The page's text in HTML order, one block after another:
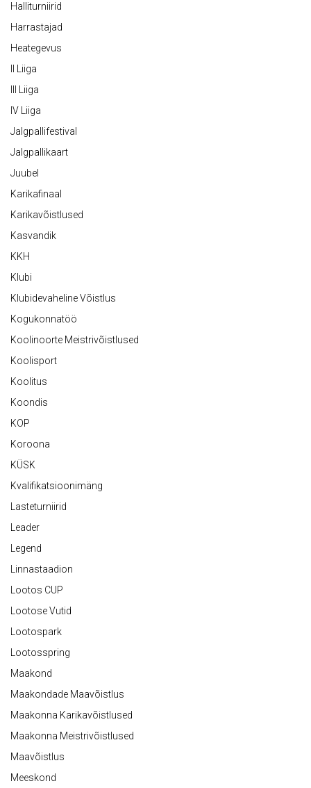
Halliturniirid
Harrastajad
Heategevus
II Liiga
III Liiga
IV Liiga
Jalgpallifestival
Jalgpallikaart
Juubel
Karikafinaal
Karikavõistlused
Kasvandik
KKH
Klubi
Klubidevaheline Võistlus
Kogukonnatöö
Koolinoorte Meistrivõistlused
Koolisport
Koolitus
Koondis
KOP
Koroona
KÜSK
Kvalifikatsioonimäng
Lasteturniirid
Leader
Legend
Linnastaadion
Lootos CUP
Lootose Vutid
Lootospark
Lootosspring
Maakond
Maakondade Maavõistlus
Maakonna Karikavõistlused
Maakonna Meistrivõistlused
Maavõistlus
Meeskond